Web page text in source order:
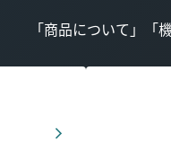
「商品について」「